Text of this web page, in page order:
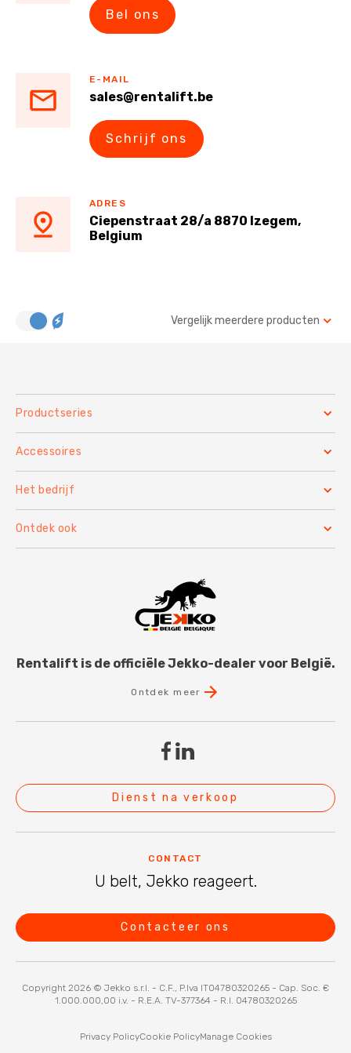
Bel ons
E-MAIL
sales@rentalift.be
Schrijf ons
ADRES
Ciepenstraat 28/a 8870 Izegem,
Belgium
Vergelijk meerdere producten
Productseries
Accessoires
Het bedrijf
Ontdek ook
Rentalift is de officiële Jekko-dealer voor België.
Ontdek meer
Dienst na verkoop
CONTACT
U belt, Jekko reageert.
Contacteer ons
Copyright 2026 © Jekko s.r.l. - C.F., P.Iva IT04780320265 - Cap. Soc. €
1.000.000,00 i.v. - R.E.A. TV-377364 - R.I. 04780320265
Privacy PolicyCookie PolicyManage Cookies